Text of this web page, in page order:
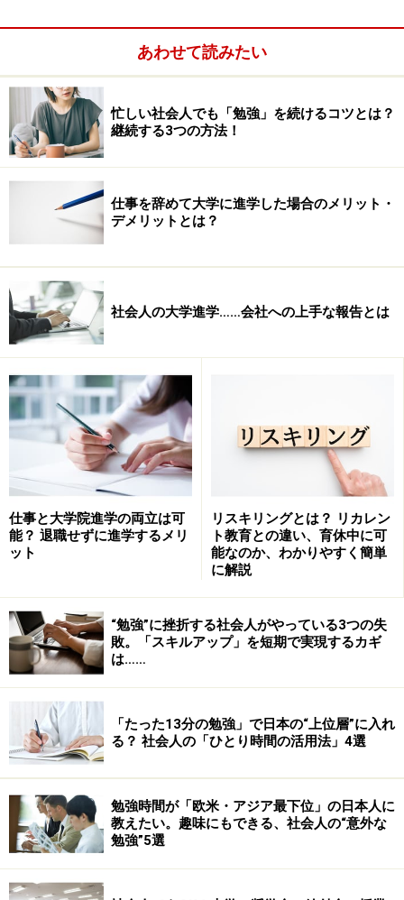
く読み、自分だったらどのように論理展開するか、実際
に書いて練習してみることをおすすめする。
●朝日新聞からの出題が第1位
大学入試において「新聞からの出題」と言えば、朝日新
聞が知られている。2005年度の大学入試では、朝日新聞
の記事を引用した出題が、社会人入試も含め253大学
で、他の新聞と比べて統計で1位だったそうだ。ちなみ
に2006年度は全270大学の入試で引用されたそう。
【2005年度の出題傾向分析（朝日新聞調べ）】
（朝日新聞のどのページから引用されたかを調べたラン
キング）
1位：文化面
2位：オピニオン（私の視点、声）
3位：社説
4位：天声人語
5位：総合
なお、ASA菊名ホームページによると、5月から10月ま
でに掲載された記事からの引用が多いと言う。理由は、
「入試問題の作成者が問題作成にとりかかる時期と重な
あわせて読みたい
忙しい社会人でも「勉強」を続けるコツとは？
継続する3つの方法！
仕事を辞めて大学に進学した場合のメリット・
デメリットとは？
社会人の大学進学……会社への上手な報告とは
仕事と大学院進学の両立は可
能？ 退職せずに進学するメリ
ット
リスキリングとは？ リカレン
ト教育との違い、育休中に可
能なのか、わかりやすく簡単
に解説
“勉強”に挫折する社会人がやっている3つの失
敗。「スキルアップ」を短期で実現するカギ
は……
「たった13分の勉強」で日本の“上位層”に入れ
る？ 社会人の「ひとり時間の活用法」4選
勉強時間が「欧米・アジア最下位」の日本人に
教えたい。趣味にもできる、社会人の“意外な
勉強”5選